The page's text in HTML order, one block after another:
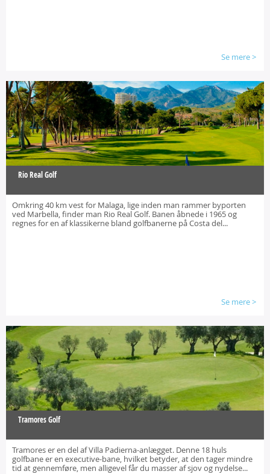
Se mere>
Rio Real Golf
Omkring 40 km vest for Malaga, lige inden man rammer byporten
ved Marbella, finder man Rio Real Golf. Banen åbnede i 1965 og
regnes for en af klassikerne bland golfbanerne på Costa del...
Se mere>
Tramores Golf
Tramores er en del af Villa Padierna-anlægget. Denne 18 huls
golfbane er en executive-bane, hvilket betyder, at den tager mindre
tid at gennemføre, men alligevel får du masser af sjov og nydelse...